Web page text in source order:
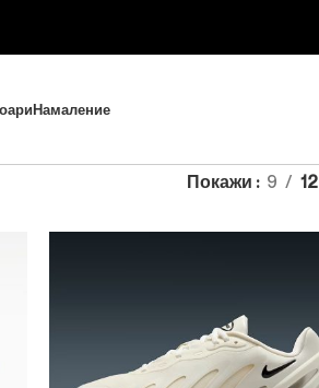
Намаление
Покажи 9 12